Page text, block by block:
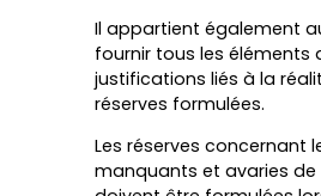
Il appartient également
fournir tous les éléments
justifications liés à la
réserves formulées.
Les réserves concernant
manquants et avaries